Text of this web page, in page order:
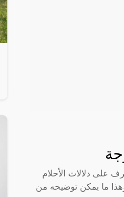
على دلالات الأحلام
ما يمكن توضيحه من